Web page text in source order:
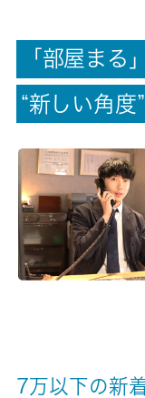
駐車場/料金
-/-
有/-
保険名/保険期間
家財保険保険/2年
保証人有⇒２８，００
「 部屋 ま る 」
“新 し い角 度”
7万以下の新